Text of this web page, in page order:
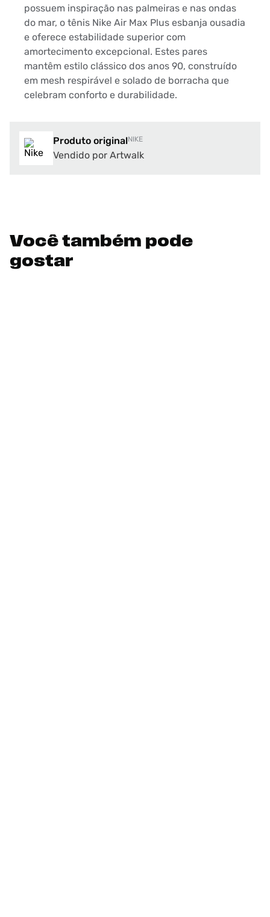
possuem inspiração nas palmeiras e nas ondas
do mar, o tênis Nike Air Max Plus esbanja ousadia
e oferece estabilidade superior com
amortecimento excepcional. Estes pares
mantêm estilo clássico dos anos 90, construído
em mesh respirável e solado de borracha que
celebram conforto e durabilidade.
Produto originalNIKE
Vendido por Artwalk
Você também pode
gostar